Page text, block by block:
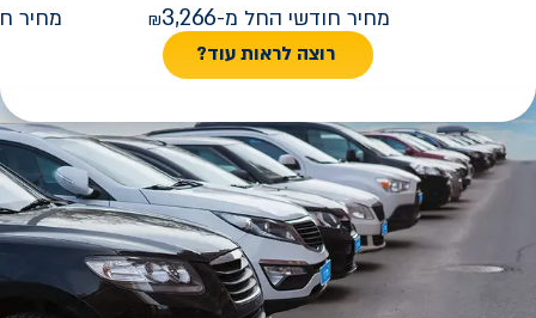
מחיר חודשי החל מ-3,266 מחיר
רוצה לראות עוד?